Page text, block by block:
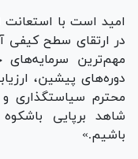
امید است با استعانت
در ارتقای سطح کیفی
مهم‌ترین سرمایه‌های
دوره‌های پیشین،
محترم سیاستگذاری
شاهد برپایی
باشیم.»